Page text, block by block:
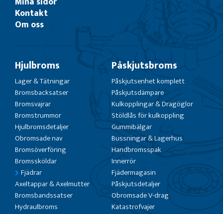
Kontakt
Om oss
Hjulbroms
Lager & Tätningar
Bromsbacksatser
Bromsvajrar
Bromstrummor
Hjulbromsdetaljer
Obromsade nav
Bromsöverföring
Bromssköldar
Fjädrar
Axeltappar & Axelmutter
Bromsbandssatser
Hydraulbroms
Påskjutsbroms
Påskjutsenhet komplett
Påskjutsdämpare
Kulkopplingar & Dragöglor
Stöldlås för kulkoppling
Gummibälgar
Bussningar & Lagerhus
Handbromsspak
Innerrör
Fjädermagasin
Påskjutsdetaljer
Obromsade V-drag
Katastrofvajer